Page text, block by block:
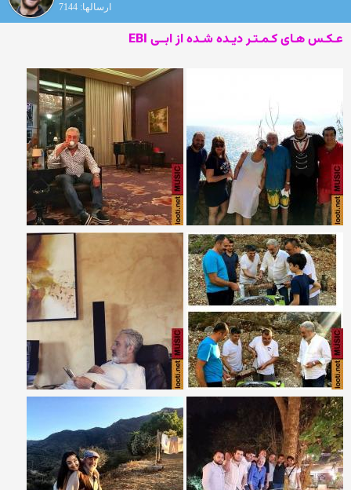
ارسالها: 7144
عـکـس هـای کـمـتـر دیـده شـده از ابــی EBI